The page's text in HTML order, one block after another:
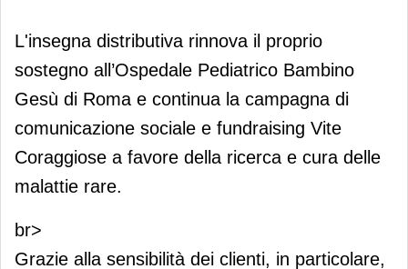
Conad sostiene l'Ospedale Bambino
Gesù
L'insegna distributiva rinnova il proprio
sostegno all’Ospedale Pediatrico Bambino
Gesù di Roma e continua la campagna di
comunicazione sociale e fundraising Vite
Coraggiose a favore della ricerca e cura delle
malattie rare.
br>
Grazie alla sensibilità dei clienti, in particolare,